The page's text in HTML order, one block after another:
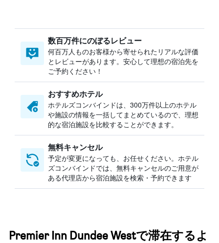
数百万件にのぼるレビュー
何百万人ものお客様から寄せられたリアルな評価
とレビューがあります。安心して理想の宿泊先を
ご予約ください！
おすすめホテル
ホテルズコンバインドは、300万件以上のホテル
や施設の情報を一括してまとめているので、理想
的な宿泊施設を比較することができます。
無料キャンセル
予定が変更になっても、お任せください。ホテル
ズコンバインドでは、無料キャンセルのご用意が
ある代理店から宿泊施設を検索・予約できます
Premier Inn Dundee Westで滞在するよ